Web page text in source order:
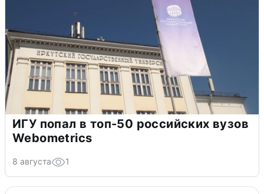
ИГУ попал в топ-50 российских вузов
Webometrics
8 августа 1